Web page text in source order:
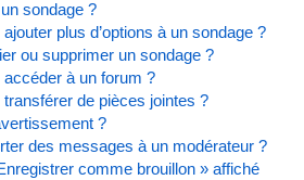
sondage ?
plus d’options à un sondage ?
ou supprimer un sondage ?
à un forum ?
de pièces jointes ?
?
des messages à un modérateur ?
comme brouillon » affiché